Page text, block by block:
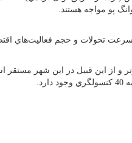
پو مواجه هستند.
تحولات و حجم فعاليت‌هاي
و از اين قبيل در اين شهر مستقر